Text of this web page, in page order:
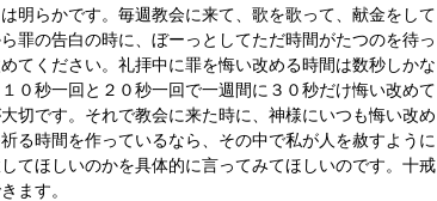
明らかです。毎週教会に来て、歌を歌って、献金をして
罪の告白の時に、ぼーっとしてただ時間がたつのを待っ
てください。礼拝中に罪を悔い改める時間は数秒しかな
０秒一回と２０秒一回で一週間に３０秒だけ悔い改めて
切です。それで教会に来た時に、神様にいつも悔い改め
る時間を作っているなら、その中で私が人を赦すように
てほしいのかを具体的に言ってみてほしいのです。十戒
ます。